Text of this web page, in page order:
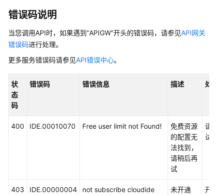
参
使
用
必
概
用
错误码说明
当您调用API时，如果遇到“APIGW”开头的错误码，请参见API网关
错误码进行处理。
更多服务错误码请参见API错误中心。
状
态
码
错误码 错误信息 描述 处
400 IDE.00010070 Free user limit not Found!
免费资源
的配置无
法找到，
请稍后再
试
请
试
403 IDE.00000004 not subscribe cloudide
未开通
开